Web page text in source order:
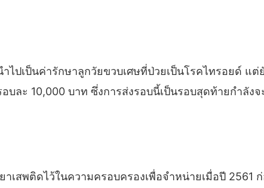
ปเป็นค่ารักษาลูกวัยขวบเศษที่ป่วยเป็นโรคไทรอยด์ แต่
ละ 10,000 บาท ซึ่งการส่งรอบนี้เป็นรอบสุดท้ายกำลัง
เสพติดไว้ในความครอบครองเพื่อจำหน่ายเมื่อปี 2561